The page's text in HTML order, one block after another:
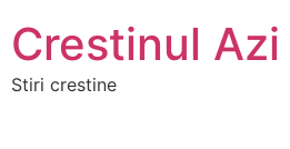
Crestinul Azi
Stiri crestine